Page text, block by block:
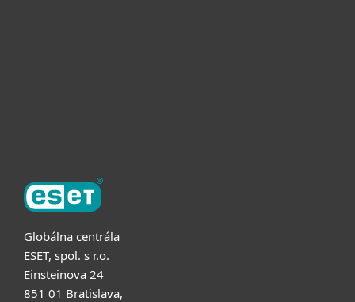
Globálna centrála
ESET, spol. s r.o.
Einsteinova 24
851 01 Bratislava,